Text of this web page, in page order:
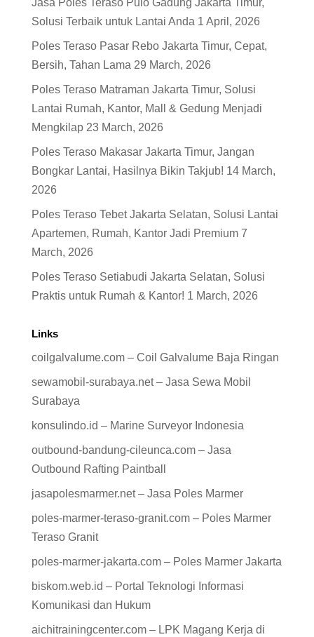
Jasa Poles Teraso Pulo Gadung Jakarta Timur,
Solusi Terbaik untuk Lantai Anda 1 April, 2026
Poles Teraso Pasar Rebo Jakarta Timur, Cepat,
Bersih, Tahan Lama 29 March, 2026
Poles Teraso Matraman Jakarta Timur, Solusi
Lantai Rumah, Kantor, Mall & Gedung Menjadi
Mengkilap 23 March, 2026
Poles Teraso Makasar Jakarta Timur, Jangan
Bongkar Lantai, Hasilnya Bikin Takjub! 14 March,
2026
Poles Teraso Tebet Jakarta Selatan, Solusi Lantai
Apartemen, Rumah, Kantor Jadi Premium 7
March, 2026
Poles Teraso Setiabudi Jakarta Selatan, Solusi
Praktis untuk Rumah & Kantor! 1 March, 2026
Links
coilgalvalume.com – Coil Galvalume Baja Ringan
sewamobil-surabaya.net – Jasa Sewa Mobil
Surabaya
konsulindo.id – Marine Surveyor Indonesia
outbound-bandung-cileunca.com – Jasa
Outbound Rafting Paintball
jasapolesmarmer.net – Jasa Poles Marmer
poles-marmer-teraso-granit.com – Poles Marmer
Teraso Granit
poles-marmer-jakarta.com – Poles Marmer Jakarta
biskom.web.id – Portal Teknologi Informasi
Komunikasi dan Hukum
aichitrainingcenter.com – LPK Magang Kerja di